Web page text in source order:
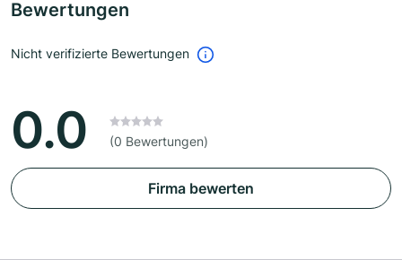
Bewertungen
Nicht verifizierte Bewertungen
0.0 (0 Bewertungen)
Firma bewerten